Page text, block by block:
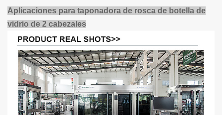
Aplicaciones para taponadora de rosca de botella de
vidrio de 2 cabezales